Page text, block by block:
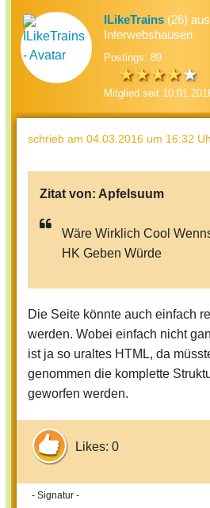
ILikeTrains (26) aus
Interwebshausen
Postings: 89
Mitglied seit
schrieb am 04.03.2016 um 16:32
Zitat von: Apfelsuum
Wäre Wirklich Cool
HK Geben Würde
Die Seite könnte auch einfach
werden. Wobei einfach nicht
ist ja so uraltes HTML, da
genommen die komplette
geworfen werden.
Likes: 0
- Signatur -